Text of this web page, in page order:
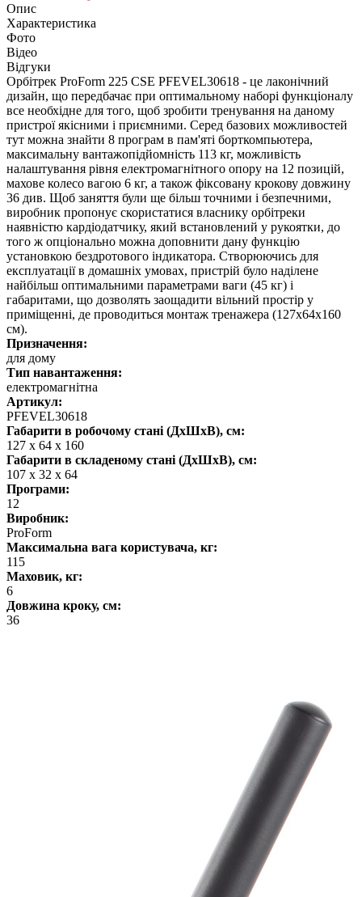
Опис
Характеристика
Фото
Відео
Відгуки
Орбітрек ProForm 225 CSE PFEVEL30618 - це лаконічний
дизайн, що передбачає при оптимальному наборі функціоналу
все необхідне для того, щоб зробити тренування на даному
пристрої якісними і приємними. Серед базових можливостей
тут можна знайти 8 програм в пам'яті борткомпьютера,
максимальну вантажопідйомність 113 кг, можливість
налаштування рівня електромагнітного опору на 12 позицій,
махове колесо вагою 6 кг, а також фіксовану крокову довжину
36 див. Щоб заняття були ще більш точними і безпечними,
виробник пропонує скористатися власнику орбітреки
наявністю кардіодатчику, який встановлений у рукоятки, до
того ж опціонально можна доповнити дану функцію
установкою бездротового індикатора. Створюючись для
експлуатації в домашніх умовах, пристрій було наділене
найбільш оптимальними параметрами ваги (45 кг) і
габаритами, що дозволять заощадити вільний простір у
приміщенні, де проводиться монтаж тренажера (127х64х160
см).
Призначення:
для дому
Тип навантаження:
електромагнітна
Артикул:
PFEVEL30618
Габарити в робочому стані (ДхШхВ), см:
127 х 64 х 160
Габарити в складеному стані (ДхШхВ), см:
107 x 32 х 64
Програми:
12
Виробник:
ProForm
Максимальна вага користувача, кг:
115
Маховик, кг:
6
Довжина кроку, см:
36